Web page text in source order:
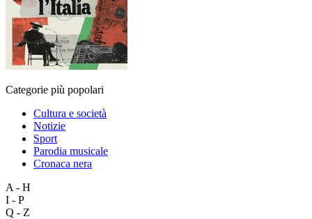
Categorie più popolari
Cultura e società
Notizie
Sport
Parodia musicale
Cronaca nera
A - H
I - P
Q - Z